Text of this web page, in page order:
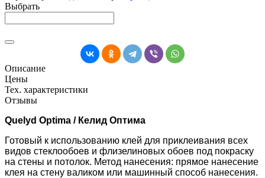
Выбрать
Описание
Цены
Тех. характеристики
Отзывы
Quelyd Optima / Келид Оптима
Готовый к использованию клей для приклеивания всех
видов стеклообоев и флизелиновых обоев под покраску
на стены и потолок. Метод нанесения: прямое нанесение
клея на стену валиком или машинный способ нанесения.